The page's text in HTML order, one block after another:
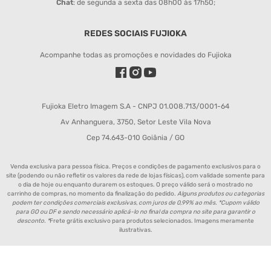
Chat: de segunda a sexta das 08h00 às 17h50;
REDES SOCIAIS FUJIOKA
Acompanhe todas as promoções e novidades do Fujioka
Fujioka Eletro Imagem S.A - CNPJ 01.008.713/0001-64
Av Anhanguera, 3750, Setor Leste Vila Nova
Cep 74.643-010 Goiânia / GO
Venda exclusiva para pessoa física. Preços e condições de pagamento exclusivos para o
site (podendo ou não refletir os valores da rede de lojas físicas), com validade somente para
o dia de hoje ou enquanto durarem os estoques. O preço válido será o mostrado no
carrinho de compras, no momento da finalização do pedido. Alguns produtos ou categorias
podem ter condições comerciais exclusivas, com juros de 0,99% ao mês. *Cupom válido
para GO ou DF e sendo necessário aplicá-lo no final da compra no site para garantir o
desconto. *Frete grátis exclusivo para produtos selecionados. Imagens meramente
ilustrativas.